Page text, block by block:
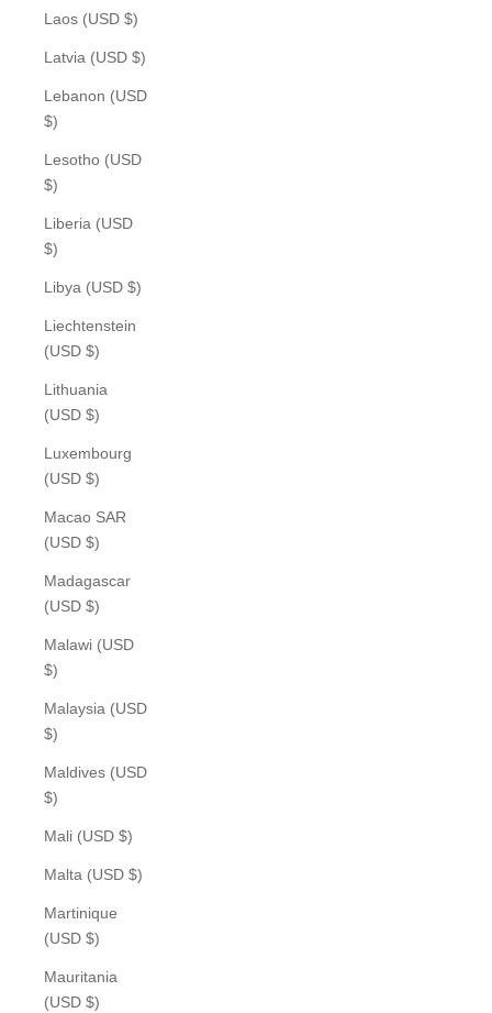
Laos (USD $)
Latvia (USD $)
Lebanon (USD
$)
Lesotho (USD
$)
Liberia (USD
$)
Libya (USD $)
Liechtenstein
(USD $)
Lithuania
(USD $)
Luxembourg
(USD $)
Macao SAR
(USD $)
Madagascar
(USD $)
Malawi (USD
$)
Malaysia (USD
$)
Maldives (USD
$)
Mali (USD $)
Malta (USD $)
Martinique
(USD $)
Mauritania
(USD $)